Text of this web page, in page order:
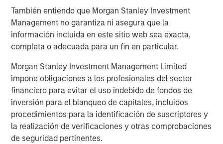
También entiendo que Morgan Stanley Investment
Management no garantiza ni asegura que la
información incluida en este sitio web sea exacta,
completa o adecuada para un fin en particular.
Morgan Stanley Investment Management Limited
impone obligaciones a los profesionales del sector
financiero para evitar el uso indebido de fondos de
inversión para el blanqueo de capitales, incluidos
procedimientos para la identificación de suscriptores y
la realización de verificaciones y otras comprobaciones
de seguridad pertinentes.
comunicaciones y tecnología para inversores a bancos —
se trata de una empresa que podría decirse que encaja
mejor en el sector financiero—, mientras que ADP es un
proveedor líder de servicios de nóminas y software de
recursos humanos. Se especializa en soluciones de
nóminas, gestión del talento y cumplimiento normativo, lo
que la convierte, en la práctica, en una empresa
tecnológica. Hace poco también suscribimos una
posición en Uber —curiosamente, incluida en la sección
de transporte del sector industrial—, pues la plataforma
de transporte compartido muestra mayores márgenes y
rentabilidades del capital al tiempo que sigue ganando